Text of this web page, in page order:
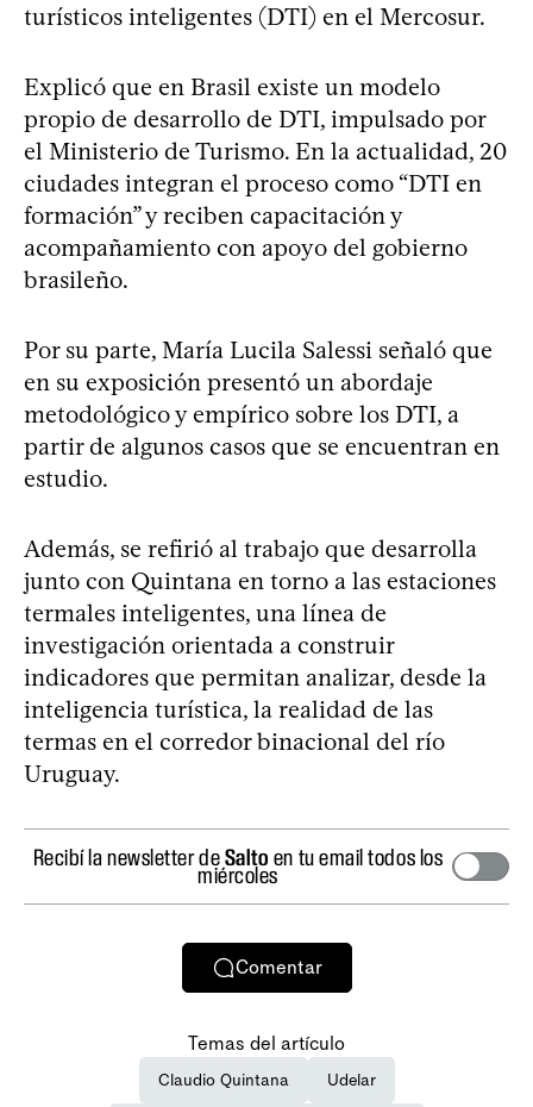
turísticos inteligentes (DTI) en el Mercosur.
Explicó que en Brasil existe un modelo
propio de desarrollo de DTI, impulsado por
el Ministerio de Turismo. En la actualidad, 20
ciudades integran el proceso como “DTI en
formación” y reciben capacitación y
acompañamiento con apoyo del gobierno
brasileño.
Por su parte, María Lucila Salessi señaló que
en su exposición presentó un abordaje
metodológico y empírico sobre los DTI, a
partir de algunos casos que se encuentran en
estudio.
Además, se refirió al trabajo que desarrolla
junto con Quintana en torno a las estaciones
termales inteligentes, una línea de
investigación orientada a construir
indicadores que permitan analizar, desde la
inteligencia turística, la realidad de las
termas en el corredor binacional del río
Uruguay.
Recibí la newsletter deSalto en tu email todos los
miércoles
Comentar
Temas del artículo
Claudio Quintana Udelar